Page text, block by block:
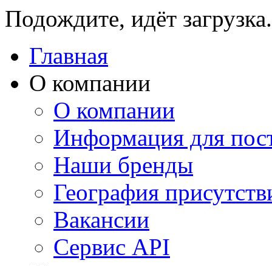
Подождите, идёт
Главная
О компании
О компании
Информация для
Наши бренды
География
Вакансии
Сервис API